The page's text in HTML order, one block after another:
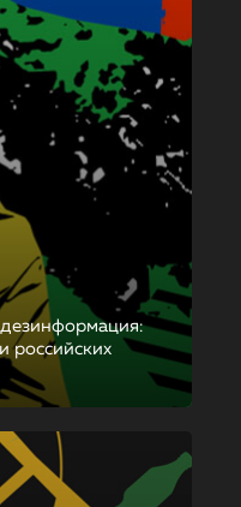
российских